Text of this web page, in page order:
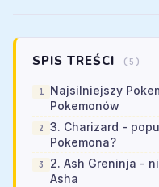
SPIS TREŚCI (5)
Najsilniejszy
Pokemonów
3. Charizard -
Pokemona?
2. Ash Greninja -
Asha